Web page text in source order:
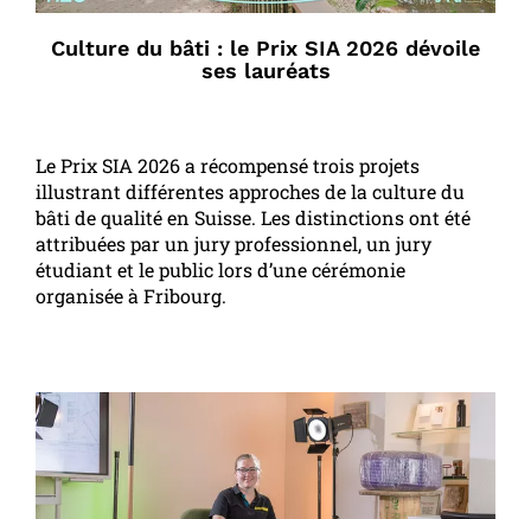
Culture du bâti : le Prix SIA 2026 dévoile
ses lauréats
Le Prix SIA 2026 a récompensé trois projets
illustrant différentes approches de la culture du
bâti de qualité en Suisse. Les distinctions ont été
attribuées par un jury professionnel, un jury
étudiant et le public lors d’une cérémonie
organisée à Fribourg.